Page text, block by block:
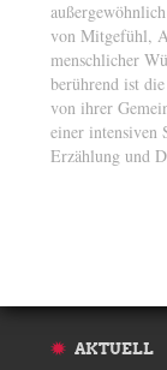
von Mitgefühl,
menschlicher
berührend ist
von ihrer
einer intensiven
Erzählung und
AKTUELL